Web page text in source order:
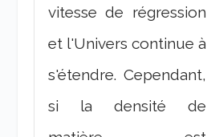
vitesse de régression
et l'Univers continue à
s'étendre. Cependant,
si la densité de